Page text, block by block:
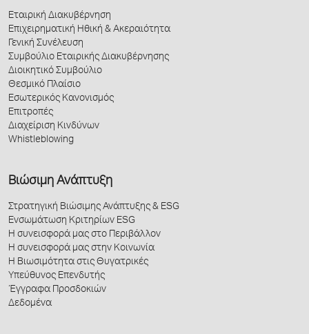
Εταιρική Διακυβέρνηση
Επιχειρηματική Ηθική & Ακεραιότητα
Γενική Συνέλευση
Συμβούλιο Εταιρικής Διακυβέρνησης
Διοικητικό Συμβούλιο
Θεσμικό Πλαίσιο
Εσωτερικός Κανονισμός
Επιτροπές
Διαχείριση Κινδύνων
Whistleblowing
Βιώσιμη Ανάπτυξη
Στρατηγική Βιώσιμης Ανάπτυξης & ESG
Ενσωμάτωση Κριτηρίων ESG
Η συνεισφορά μας στο Περιβάλλον
Η συνεισφορά μας στην Κοινωνία
Η Βιωσιμότητα στις Θυγατρικές
Υπεύθυνος Επενδυτής
Έγγραφα Προσδοκιών
Δεδομένα